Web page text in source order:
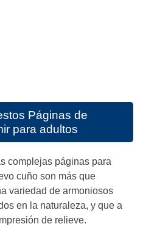
Páginas de
para adultos
complejas páginas para
cuño son más que
variedad de armoniosos
en la naturaleza, y que a
de relieve.